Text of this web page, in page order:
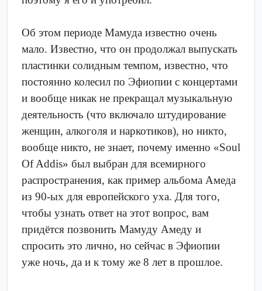
Об этом периоде Мамуда известно очень
мало. Известно, что он продолжал выпускать
пластинки солидным темпом, известно, что
постоянно колесил по Эфиопии с концертами
и вообще никак не прекращал музыкальную
деятельность (что включало штудирование
женщин, алкоголя и наркотиков), но никто,
вообще никто, не знает, почему именно «Soul
Of Addis» был выбран для всемирного
распространения, как пример альбома Амеда
из 90-ых для европейского уха. Для того,
чтобы узнать ответ на этот вопрос, вам
придётся позвонить Мамуду Амеду и
спросить это лично, но сейчас в Эфиопии
уже ночь, да и к тому же 8 лет в прошлое.